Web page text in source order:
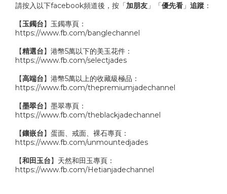
請按入以下facebook頻道後，按「加朋友 」「優先看 」 追蹤 ：
【玉鐲台】玉鐲專頁：
https://www.fb.com/banglechannel
【精選台】港幣5萬以下的美玉花件：
https://www.fb.com/selectjades
【高端台】港幣5萬以上的收藏級極品：
https://www.fb.com/thepremiumjadechannel
【墨翠台】墨翠專頁：
https://www.fb.com/theblackjadechannel
【鑲嵌台】蛋面、戒面、裸石專頁：
https://www.fb.com/unmountedjades
【和田玉台】天然和田玉專頁：
https://www.fb.com/Hetianjadechannel